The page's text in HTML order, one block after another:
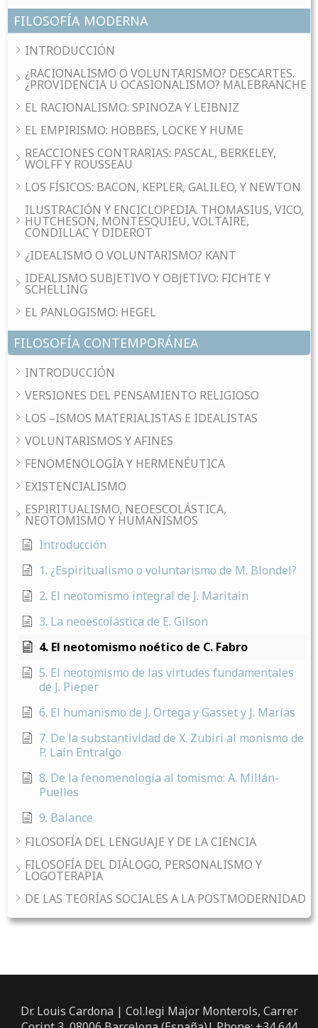
FILOSOFÍA MODERNA
INTRODUCCIÓN
¿RACIONALISMO O VOLUNTARISMO? DESCARTES.
¿PROVIDENCIA U OCASIONALISMO? MALEBRANCHE
EL RACIONALISMO: SPINOZA Y LEIBNIZ
EL EMPIRISMO: HOBBES, LOCKE Y HUME
REACCIONES CONTRARIAS: PASCAL, BERKELEY,
WOLFF Y ROUSSEAU
LOS FÍSICOS: BACON, KEPLER, GALILEO, Y NEWTON
ILUSTRACIÓN Y ENCICLOPEDIA. THOMASIUS, VICO,
HUTCHESON, MONTESQUIEU, VOLTAIRE,
CONDILLAC Y DIDEROT
¿IDEALISMO O VOLUNTARISMO? KANT
IDEALISMO SUBJETIVO Y OBJETIVO: FICHTE Y
SCHELLING
EL PANLOGISMO: HEGEL
FILOSOFÍA CONTEMPORÁNEA
INTRODUCCIÓN
VERSIONES DEL PENSAMIENTO RELIGIOSO
LOS –ISMOS MATERIALISTAS E IDEALISTAS
VOLUNTARISMOS Y AFINES
FENOMENOLOGÍA Y HERMENÉUTICA
EXISTENCIALISMO
ESPIRITUALISMO, NEOESCOLÁSTICA,
NEOTOMISMO Y HUMANISMOS
Introducción
1. ¿Espiritualismo o voluntarismo de M. Blondel?
2. El neotomismo integral de J. Maritain
3. La neoescolástica de E. Gilson
4. El neotomismo noético de C. Fabro
5. El neotomismo de las virtudes fundamentales
de J. Pieper
6. El humanismo de J. Ortega y Gasset y J. Marías
7. De la substantividad de X. Zubiri al monismo de
P. Laín Entralgo
8. De la fenomenología al tomismo: A. Millán-
Puelles
9. Balance
FILOSOFÍA DEL LENGUAJE Y DE LA CIENCIA
FILOSOFÍA DEL DIÁLOGO, PERSONALISMO Y
LOGOTERAPIA
DE LAS TEORÍAS SOCIALES A LA POSTMODERNIDAD
Dr. Louis Cardona | Col.legi Major Monterols, Carrer